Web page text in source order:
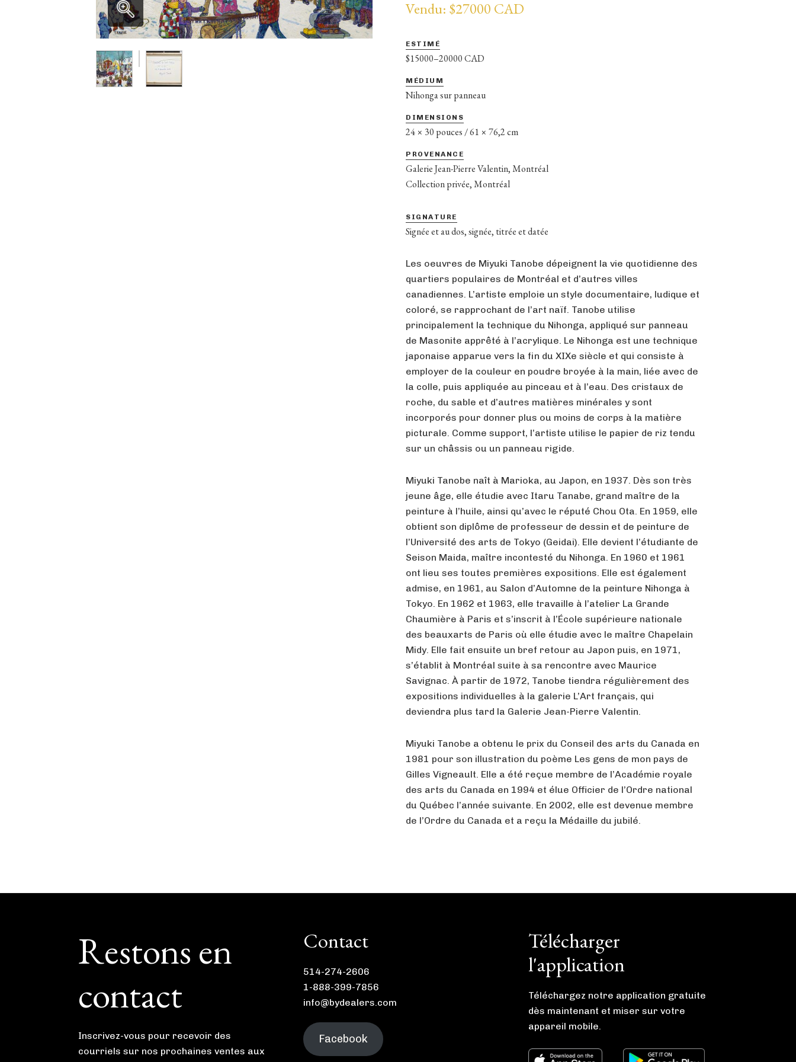
Vendu: $27000 CAD
ESTIMÉ
$15000–20000 CAD
MÉDIUM
Nihonga sur panneau
DIMENSIONS
24 × 30 pouces / 61 × 76,2 cm
PROVENANCE
Galerie Jean-Pierre Valentin, Montréal
Collection privée, Montréal
SIGNATURE
Signée et au dos, signée, titrée et datée
Les oeuvres de Miyuki Tanobe dépeignent la vie quotidienne des
quartiers populaires de Montréal et d’autres villes
canadiennes. L’artiste emploie un style documentaire, ludique et
coloré, se rapprochant de l’art naïf. Tanobe utilise
principalement la technique du Nihonga, appliqué sur panneau
de Masonite apprêté à l’acrylique. Le Nihonga est une technique
japonaise apparue vers la fin du XIXe siècle et qui consiste à
employer de la couleur en poudre broyée à la main, liée avec de
la colle, puis appliquée au pinceau et à l’eau. Des cristaux de
roche, du sable et d’autres matières minérales y sont
incorporés pour donner plus ou moins de corps à la matière
picturale. Comme support, l’artiste utilise le papier de riz tendu
sur un châssis ou un panneau rigide.
Miyuki Tanobe naît à Marioka, au Japon, en 1937. Dès son très
jeune âge, elle étudie avec Itaru Tanabe, grand maître de la
peinture à l’huile, ainsi qu’avec le réputé Chou Ota. En 1959, elle
obtient son diplôme de professeur de dessin et de peinture de
l’Université des arts de Tokyo (Geidai). Elle devient l’étudiante de
Seison Maida, maître incontesté du Nihonga. En 1960 et 1961
ont lieu ses toutes premières expositions. Elle est également
admise, en 1961, au Salon d’Automne de la peinture Nihonga à
Tokyo. En 1962 et 1963, elle travaille à l’atelier La Grande
Chaumière à Paris et s’inscrit à l’École supérieure nationale
des beauxarts de Paris où elle étudie avec le maître Chapelain
Midy. Elle fait ensuite un bref retour au Japon puis, en 1971,
s’établit à Montréal suite à sa rencontre avec Maurice
Savignac. À partir de 1972, Tanobe tiendra régulièrement des
expositions individuelles à la galerie L’Art français, qui
deviendra plus tard la Galerie Jean-Pierre Valentin.
Miyuki Tanobe a obtenu le prix du Conseil des arts du Canada en
1981 pour son illustration du poème Les gens de mon pays de
Gilles Vigneault. Elle a été reçue membre de l’Académie royale
des arts du Canada en 1994 et élue Officier de l’Ordre national
du Québec l’année suivante. En 2002, elle est devenue membre
de l’Ordre du Canada et a reçu la Médaille du jubilé.
FooterRestons en
contact
Inscrivez-vous pour recevoir des
courriels sur nos prochaines ventes aux
Contact
514-274-2606
1-888-399-7856
info@bydealers.com
Facebook
Télécharger
l'application
Téléchargez notre application gratuite
dès maintenant et miser sur votre
appareil mobile.